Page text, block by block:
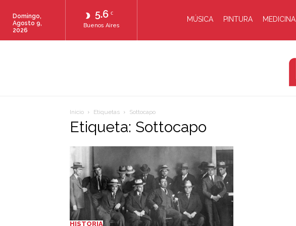
5.6 C
Buenos Aires
Domingo,
Agosto 9,
2026
MÚSICA PINTURA MEDICINA
Inicio Etiquetas Sottocapo
Etiqueta: Sottocapo
HISTORIA